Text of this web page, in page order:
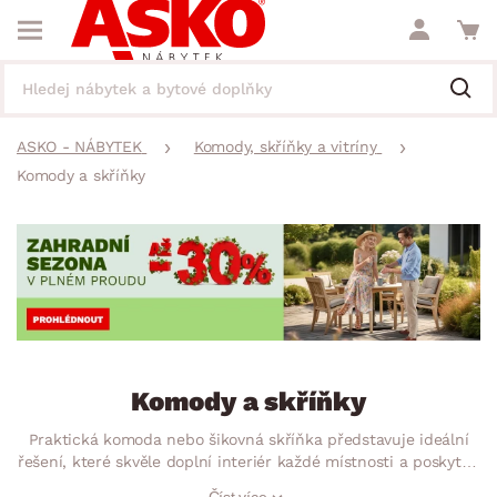
ASKO - NÁBYTEK
Komody, skříňky a vitríny
Komody a skříňky
Komody a skříňky
Praktická komoda nebo šikovná skříňka představuje ideální
řešení, které skvěle doplní interiér každé místnosti a poskytne